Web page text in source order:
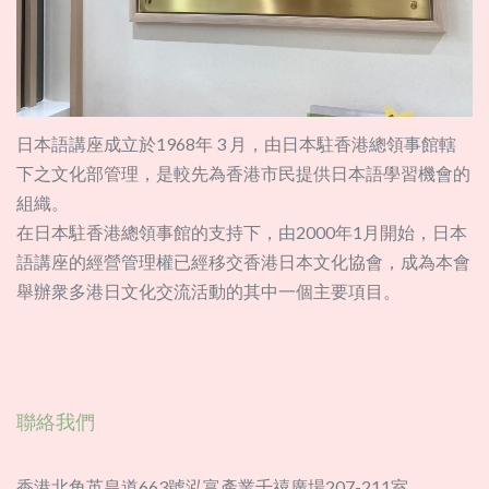
日本語講座成立於1968年 3 月，由日本駐香港總領事館轄
下之文化部管理，是較先為香港市民提供日本語學習機會的
組織。
在日本駐香港總領事館的支持下，由2000年1月開始，日本
語講座的經營管理權已經移交香港日本文化協會，成為本會
舉辦衆多港日文化交流活動的其中一個主要項目。
聯絡我們